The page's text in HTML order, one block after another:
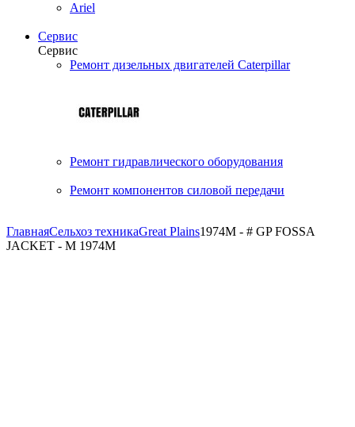
Ariel
Сервис
Сервис
Ремонт дизельных двигателей Caterpillar
Ремонт гидравлического оборудования
Ремонт компонентов силовой передачи
ГлавнаяСельхоз техникаGreat Plains1974M - # GP FOSSA
JACKET - M 1974M